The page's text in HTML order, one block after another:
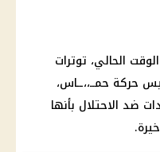
الحالي، توترات
حركة حمــ،،ــاس،
ضد الاحتلال بأنها